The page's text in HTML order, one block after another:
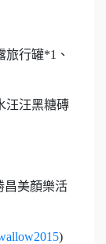
旅行罐*1、
汪汪黑糖磚
昌美顏樂活
)​